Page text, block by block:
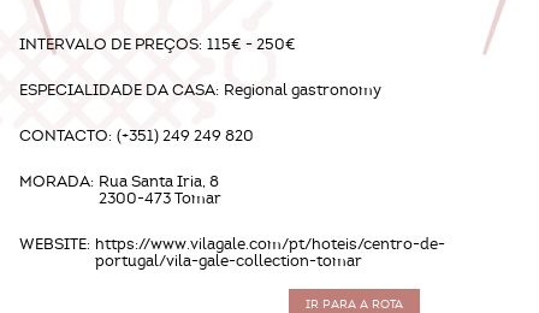
INTERVALO DE PREÇOS: 115€ - 250€
ESPECIALIDADE DA CASA: Regional gastronomy
CONTACTO: (+351) 249 249 820
MORADA: Rua Santa Iria, 8
2300-473 Tomar
WEBSITE: https://www.vilagale.com/pt/hoteis/centro-de-
portugal/vila-gale-collection-tomar
IR PARA A ROTA